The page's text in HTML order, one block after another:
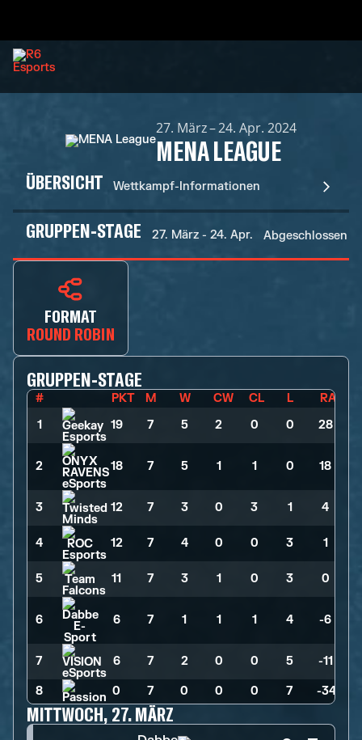
27. März – 24. Apr. 2024
MENA LEAGUE
ÜBERSICHT Wettkampf-Informationen
GRUPPEN-STAGE 27. März - 24. Apr. Abgeschlossen
FORMAT
ROUND ROBIN
GRUPPEN-STAGE
# PKT M W CW CL L
RA
1
19 7 5 2 0 0 28
2 18 7 5 1 1 0 18
3 12 7 3 0 3 1 4
4 12 7 4 0 0 3 1
5 11 7 3 1 0 3 0
6 6 7 1 1 1 4 -6
7 6 7 2 0 0 5 -11
8 0 7 0 0 0 7 -34
MITTWOCH, 27. MÄRZ